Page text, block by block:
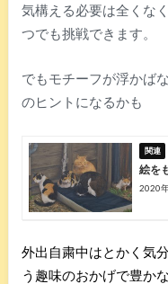
気構える必要は全くな
つでも挑戦できます。
でもモチーフが浮かば
のヒントになるかも
絵を
2020
外出自粛中はとかく気
う趣味のおかげで豊か